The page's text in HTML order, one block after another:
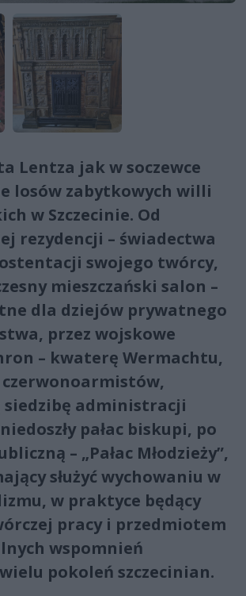
Lentza jak w soczewce
losów zabytkowych willi
w Szczecinie. Od
rezydencji – świadectwa
swojego twórcy,
mieszczański salon –
dla dziejów prywatnego
przez wojskowe
– kwaterę Wermachtu,
siedzibę administracji
pałac biskupi, po
– „Pałac Młodzieży”,
służyć wychowaniu w
w praktyce będący
pracy i przedmiotem
wspomnień
pokoleń szczecinian.